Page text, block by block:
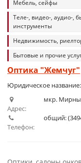
Мебель, сейфы
Теле-, видео-, аудио-,
инструменты
Недвижимость,
Бытовые и прочие
Оптика "Жемчуг"
Юридическое
Адрес:
мкр.
Телефон:
общий: